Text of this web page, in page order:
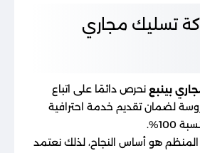
تسليك مجاري
بينبع نحرص دائمًا على اتباع
لضمان تقديم خدمة احترافية
هو أساس النجاح، لذلك نعتمد